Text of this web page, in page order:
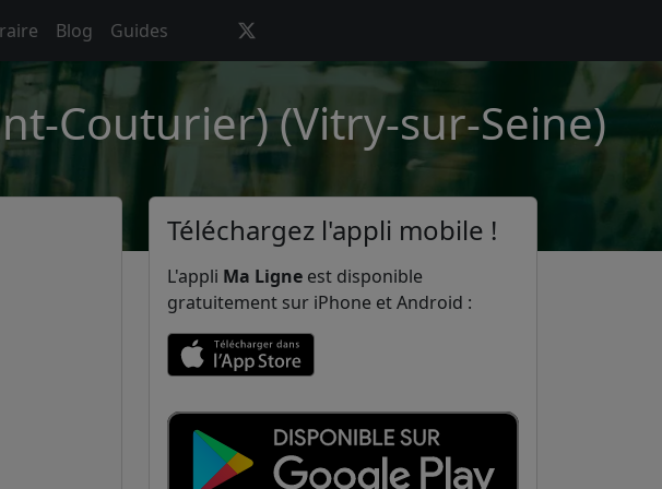
Blog Guides
Couturier) (Vitry-sur-Seine)
Téléchargez l'appli mobile !
L'appli Ma Ligne est disponible
gratuitement sur iPhone et Android :